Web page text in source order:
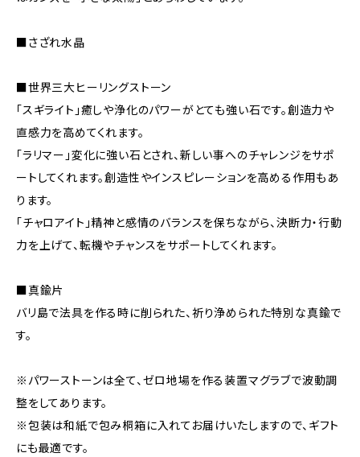
■さざれ水晶
■世界三大ヒーリングストーン
「スギライト」癒しや浄化のパワーがとても強い石です。創造力や
直感力を高めてくれます。
「ラリマー」変化に強い石とされ、新しい事へのチャレンジをサポ
ートしてくれます。創造性やインスピレーションを高める作用もあ
ります。
「チャロアイト」精神と感情のバランスを保ちながら、決断力・行動
力を上げて、転機やチャンスをサポートしてくれます。
■真鍮片
バリ島で法具を作る時に削られた、祈り浄められた特別な真鍮で
す。
※パワーストーンは全て、ゼロ地場を作る装置マグラブで波動調
整をしてあります。
※包装は和紙で包み桐箱に入れてお届けいたしますので、ギフト
にも最適です。